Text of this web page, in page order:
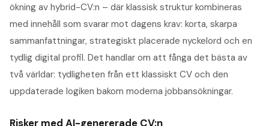
ökning av hybrid-CV:n – där klassisk struktur kombineras
med innehåll som svarar mot dagens krav: korta, skarpa
sammanfattningar, strategiskt placerade nyckelord och en
tydlig digital profil. Det handlar om att fånga det bästa av
två världar: tydligheten från ett klassiskt CV och den
uppdaterade logiken bakom moderna jobbansökningar.
Risker med AI-genererade CV:n